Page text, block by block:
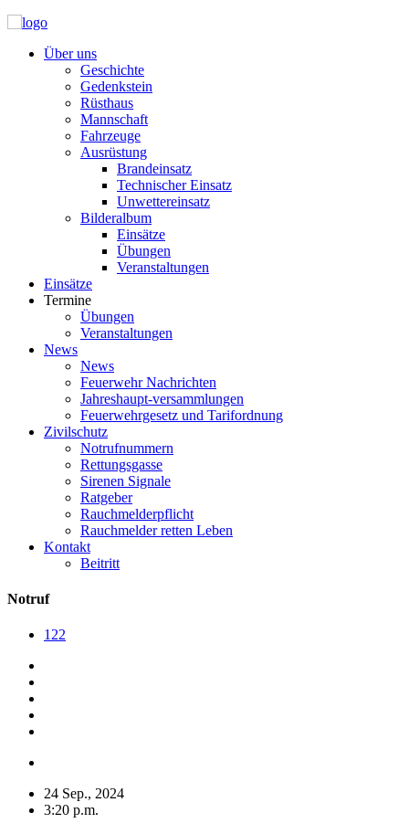
Über uns
Geschichte
Gedenkstein
Rüsthaus
Mannschaft
Fahrzeuge
Ausrüstung
Brandeinsatz
Technischer Einsatz
Unwettereinsatz
Bilderalbum
Einsätze
Übungen
Veranstaltungen
Einsätze
Termine
Übungen
Veranstaltungen
News
News
Feuerwehr Nachrichten
Jahreshaupt-versammlungen
Feuerwehrgesetz und Tarifordnung
Zivilschutz
Notrufnummern
Rettungsgasse
Sirenen Signale
Ratgeber
Rauchmelderpflicht
Rauchmelder retten Leben
Kontakt
Beitritt
Notruf
122
24 Sep., 2024
3:20 p.m.